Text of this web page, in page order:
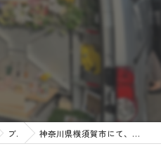
ブログ 神奈川県横須賀市にて、ご家族の一員として長年過ごしたわんちゃ...